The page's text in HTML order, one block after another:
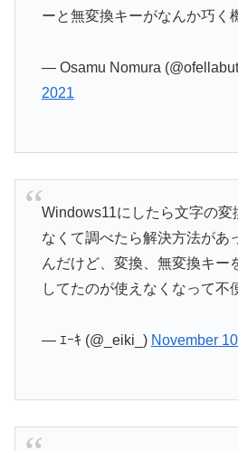
ーと無変換キーがなんか巧く
— Osamu Nomura
2021
Windows11にしたら文字の変
なくて調べたら解決方法があ
んだけど、変換、無変換キー
してたのが使えなくなって不
— ｴｰｷ (@_eiki_) November